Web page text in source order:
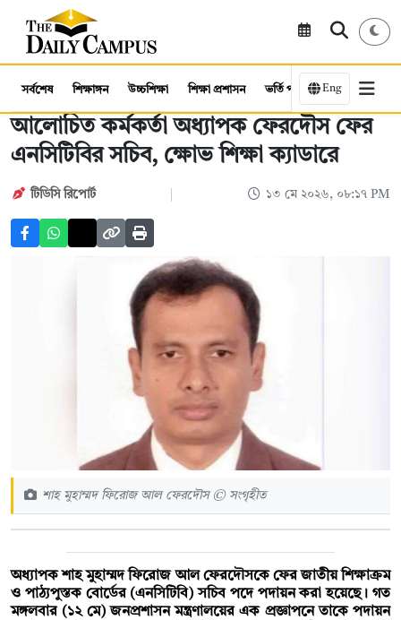
সর্বশেষ শিক্ষাঙ্গন উচ্চশিক্ষা শিক্ষা প্রশাসন ভর্তি পরীক্ষা কর্মসংস্থান
Eng
আলোচিত কর্মকর্তা অধ্যাপক ফেরদৌস ফের
এনসিটিবির সচিব, ক্ষোভ শিক্ষা ক্যাডারে
টিডিসি রিপোর্ট ১৩ মে ২০২৬, ০৮:১৭ PM
শাহ মুহাম্মদ ফিরোজ আল ফেরদৌস © সংগৃহীত
অধ্যাপক শাহ মুহাম্মদ ফিরোজ আল ফেরদৌসকে ফের জাতীয় শিক্ষাক্রম
ও পাঠ্যপুস্তক বোর্ডের (এনসিটিবি) সচিব পদে পদায়ন করা হয়েছে। গত
মঙ্গলবার (১২ মে) জনপ্রশাসন মন্ত্রণালয়ের এক প্রজ্ঞাপনে তাকে পদায়ন